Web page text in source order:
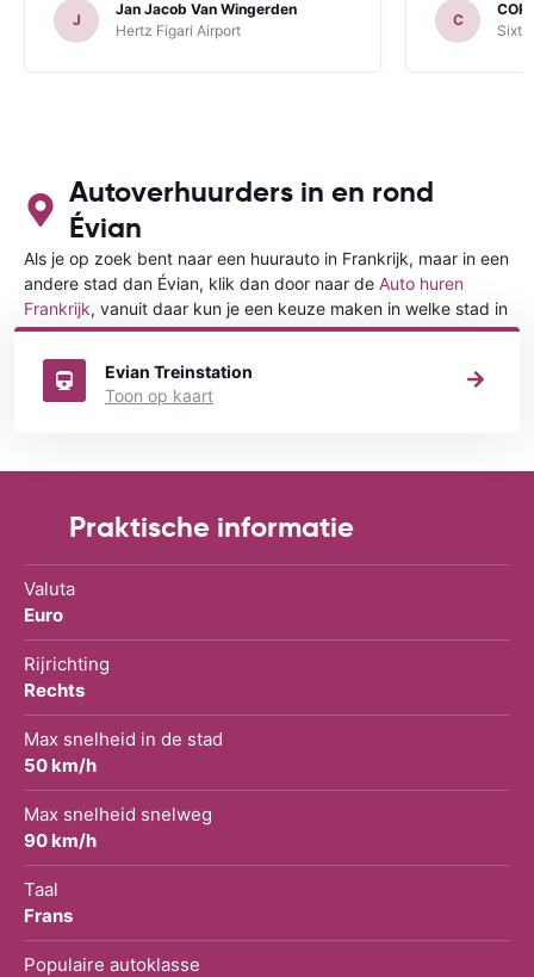
J
Jan Jacob Van Wingerden
Hertz Figari Airport
C
Sixt
Autoverhuurders in en rond
Évian
Als je op zoek bent naar een huurauto in Frankrijk, maar in een
andere stad dan Évian, klik dan door naar de Auto huren
Frankrijk, vanuit daar kun je een keuze maken in welke stad in
Frankrijk je een auto huren wilt.
Evian Treinstation
Toon op kaart
Praktische informatie
Valuta
Euro
Rijrichting
Rechts
Max snelheid in de stad
50 km/h
Max snelheid snelweg
90 km/h
Taal
Frans
Populaire autoklasse